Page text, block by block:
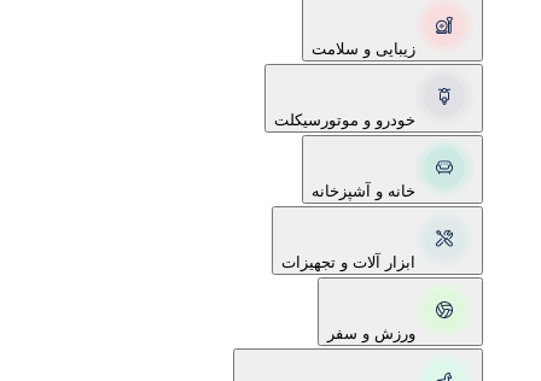
زیبایی و سلامت
خودرو و موتورسیکلت
خانه و آشپزخانه
ابزار آلات و تجهیزات
ورزش و سفر